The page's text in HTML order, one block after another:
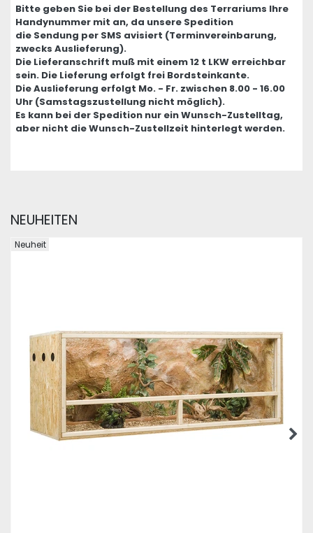
Bitte geben Sie bei der Bestellung des Terrariums Ihre
Handynummer mit an, da unsere Spedition
die Sendung per SMS avisiert (Terminvereinbarung,
zwecks Auslieferung).
Die Lieferanschrift muß mit einem 12 t LKW erreichbar
sein. Die Lieferung erfolgt frei Bordsteinkante.
Die Auslieferung erfolgt Mo. - Fr. zwischen 8.00 - 16.00
Uhr (Samstagszustellung nicht möglich).
Es kann bei der Spedition nur ein Wunsch-Zustelltag,
aber nicht die Wunsch-Zustellzeit hinterlegt werden.
NEUHEITEN
Neuheit